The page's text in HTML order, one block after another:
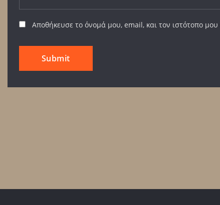
Αποθήκευσε το όνομά μου, email, και τον ιστότοπο